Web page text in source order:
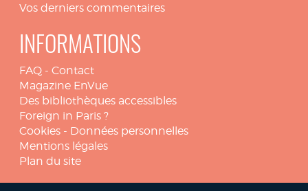
Vos derniers commentaires
INFORMATIONS
FAQ - Contact
Magazine EnVue
Des bibliothèques accessibles
Foreign in Paris ?
Cookies - Données personnelles
Mentions légales
Plan du site